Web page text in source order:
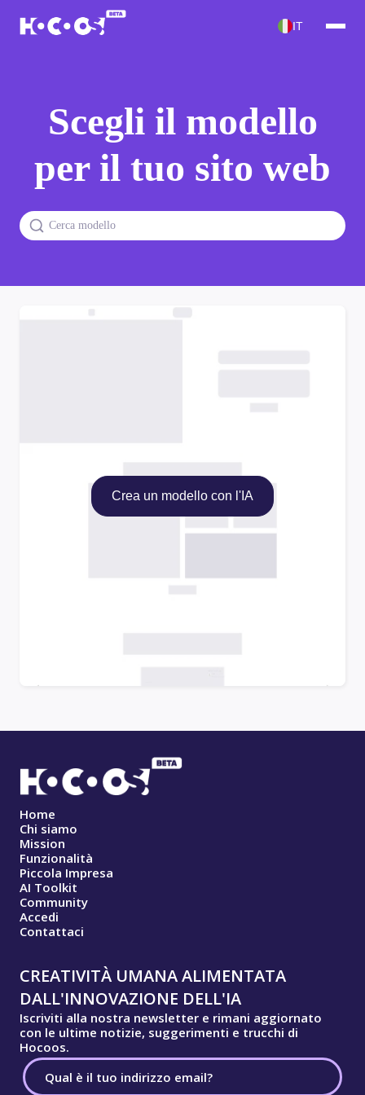
IT
Scegli il modello
per il tuo sito web
Crea un modello con l'IA
Home
Chi siamo
Mission
Funzionalità
Piccola Impresa
AI Toolkit
Community
Accedi
Contattaci
CREATIVITÀ UMANA ALIMENTATA
DALL'INNOVAZIONE DELL'IA
Iscriviti alla nostra newsletter e rimani aggiornato
con le ultime notizie, suggerimenti e trucchi di
Hocoos.